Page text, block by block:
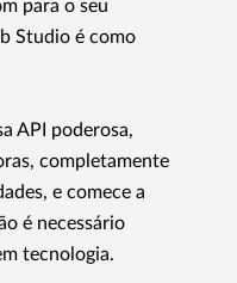
para o seu
Studio é como
API poderosa,
completamente
e comece a
é necessário
tecnologia.